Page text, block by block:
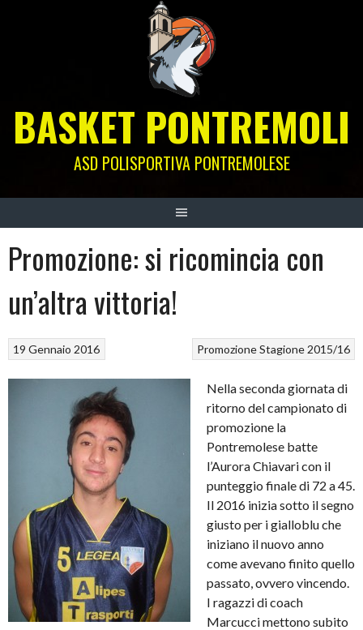
BASKET PONTREMOLI
ASD POLISPORTIVA PONTREMOLESE
Promozione: si ricomincia con
un’altra vittoria!
PromozioneStagione 2015/16
19 Gennaio 2016
Nella seconda giornata di
ritorno del campionato di
promozione la
Pontremolese batte
l’Aurora Chiavari con il
punteggio finale di 72 a 45.
Il 2016 inizia sotto il segno
giusto per i gialloblu che
iniziano il nuovo anno
come avevano finito quello
passato, ovvero vincendo.
I ragazzi di coach
Marcucci mettono subito